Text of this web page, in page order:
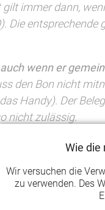
gilt immer dann,
Die
wenn er
den Bon nicht
Handy). Der
nicht zulässig.
- das sind alle
sich vor
gegen die
Die Folge
Wie die
Wir versuchen die
zu verwenden. Des